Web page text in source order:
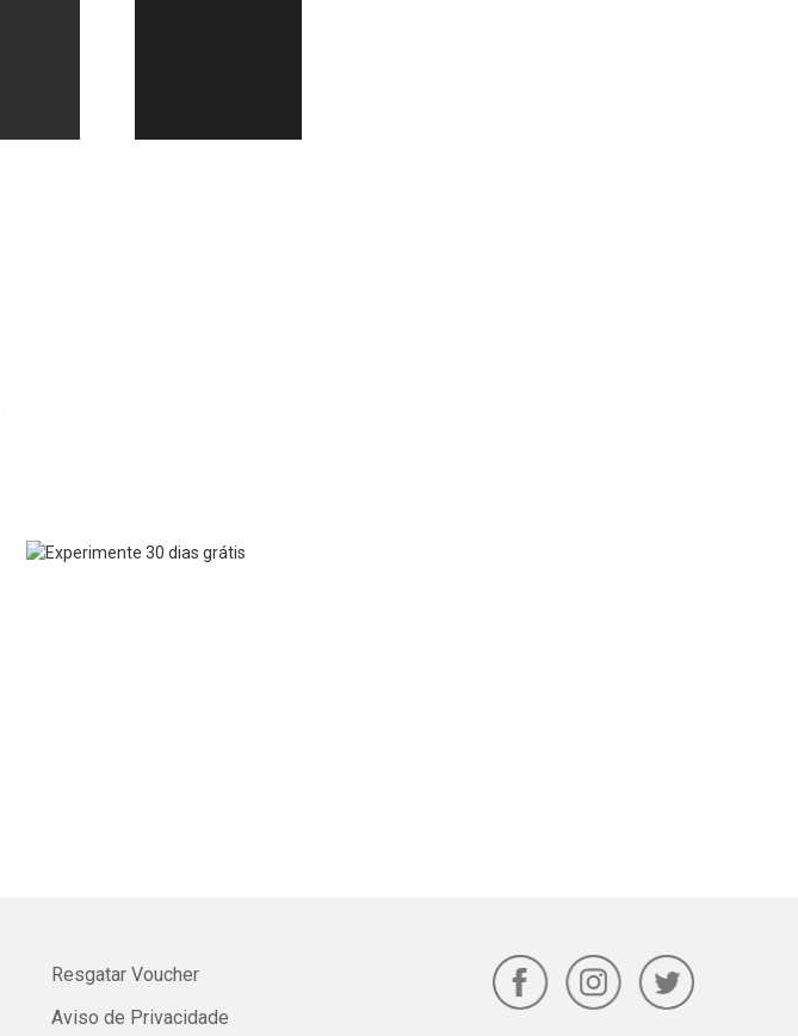
Resgatar Voucher
Aviso de Privacidade